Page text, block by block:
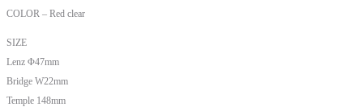
COLOR – Red clear
SIZE
Lenz Φ47mm
Bridge W22mm
Temple 148mm